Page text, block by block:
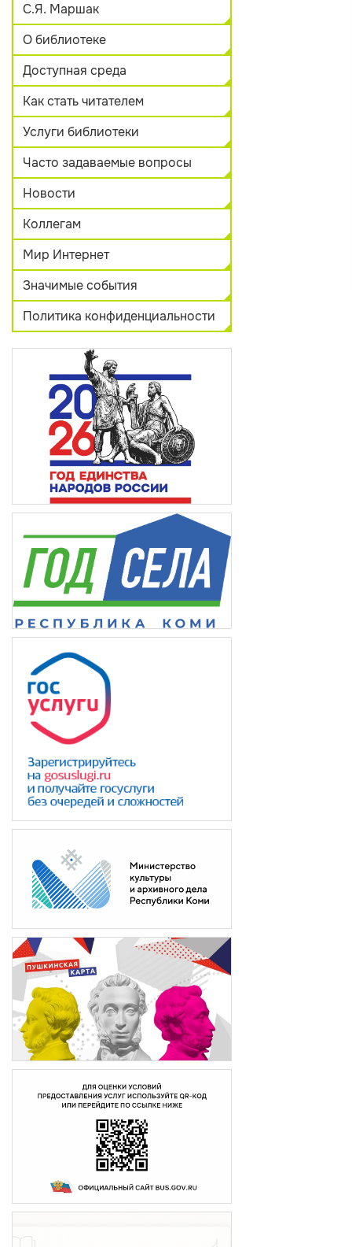
С.Я. Маршак
О библиотеке
Доступная среда
Как стать читателем
Услуги библиотеки
Часто задаваемые вопросы
Новости
Коллегам
Мир Интернет
Значимые события
Политика конфиденциальности